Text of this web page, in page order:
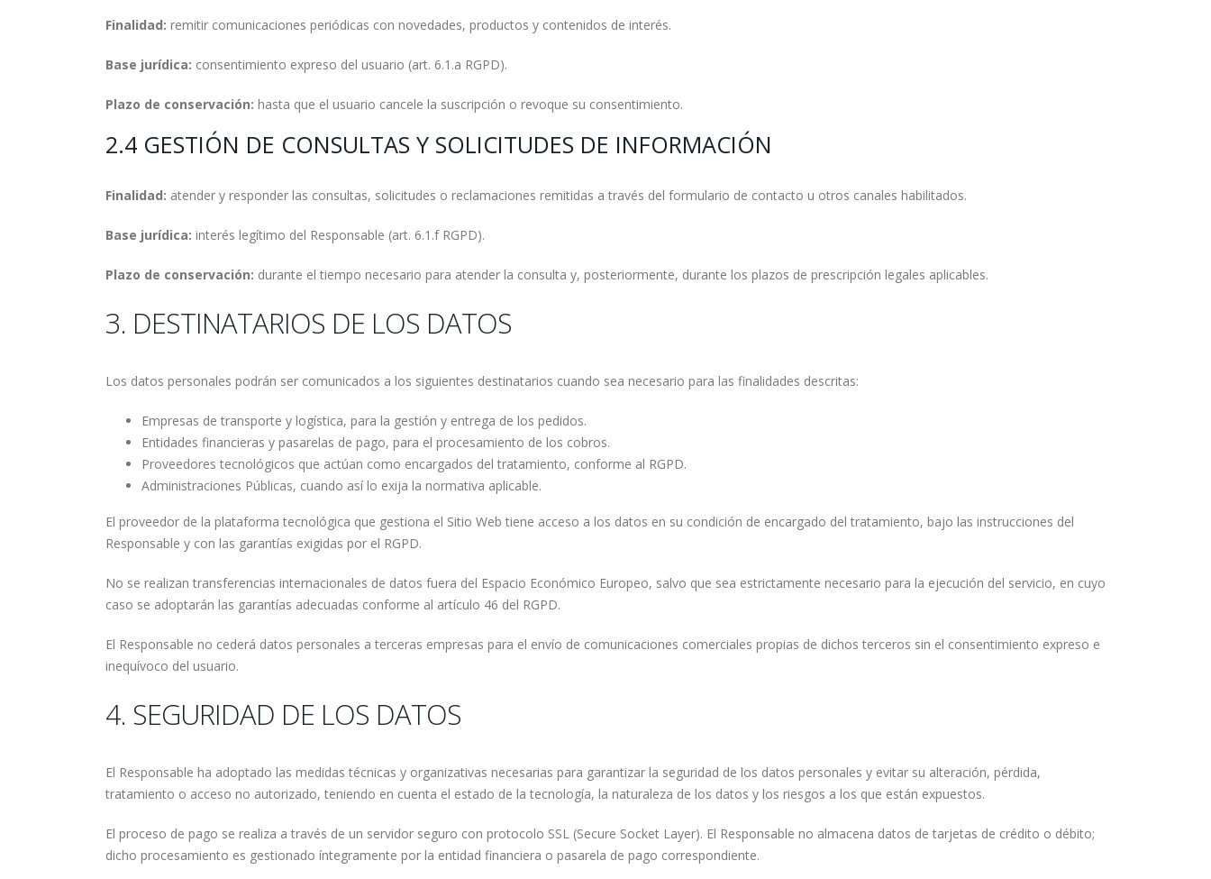
Finalidad: remitir comunicaciones periódicas con novedades, productos y contenidos de interés.
Base jurídica: consentimiento expreso del usuario (art. 6.1.a RGPD).
Plazo de conservación: hasta que el usuario cancele la suscripción o revoque su consentimiento.
2.4 GESTIÓN DE CONSULTAS Y SOLICITUDES DE INFORMACIÓN
Finalidad: atender y responder las consultas, solicitudes o reclamaciones remitidas a través del formulario de contacto u otros canales habilitados.
Base jurídica: interés legítimo del Responsable (art. 6.1.f RGPD).
Plazo de conservación: durante el tiempo necesario para atender la consulta y, posteriormente, durante los plazos de prescripción legales aplicables.
3. DESTINATARIOS DE LOS DATOS
Los datos personales podrán ser comunicados a los siguientes destinatarios cuando sea necesario para las finalidades descritas:
Empresas de transporte y logística, para la gestión y entrega de los pedidos.
Entidades financieras y pasarelas de pago, para el procesamiento de los cobros.
Proveedores tecnológicos que actúan como encargados del tratamiento, conforme al RGPD.
Administraciones Públicas, cuando así lo exija la normativa aplicable.
El proveedor de la plataforma tecnológica que gestiona el Sitio Web tiene acceso a los datos en su condición de encargado del tratamiento, bajo las instrucciones del
Responsable y con las garantías exigidas por el RGPD.
No se realizan transferencias internacionales de datos fuera del Espacio Económico Europeo, salvo que sea estrictamente necesario para la ejecución del servicio, en cuyo
caso se adoptarán las garantías adecuadas conforme al artículo 46 del RGPD.
El Responsable no cederá datos personales a terceras empresas para el envío de comunicaciones comerciales propias de dichos terceros sin el consentimiento expreso e
inequívoco del usuario.
4. SEGURIDAD DE LOS DATOS
El Responsable ha adoptado las medidas técnicas y organizativas necesarias para garantizar la seguridad de los datos personales y evitar su alteración, pérdida,
tratamiento o acceso no autorizado, teniendo en cuenta el estado de la tecnología, la naturaleza de los datos y los riesgos a los que están expuestos.
El proceso de pago se realiza a través de un servidor seguro con protocolo SSL (Secure Socket Layer). El Responsable no almacena datos de tarjetas de crédito o débito;
dicho procesamiento es gestionado íntegramente por la entidad financiera o pasarela de pago correspondiente.